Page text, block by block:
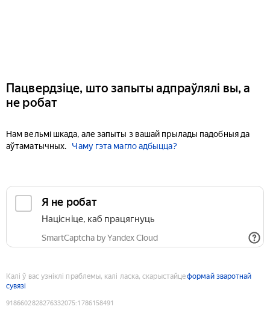
Пацвердзіце, што запыты адпраўлялі вы, а
не робат
Нам вельмі шкада, але запыты з вашай прылады падобныя да
аўтаматычных.
Чаму гэта магло адбыцца?
Я не робат
Націсніце, каб працягнуць
SmartCaptcha by Yandex Cloud
Калі ў вас узніклі праблемы, калі ласка, скарыстайцеформай зваротнай
сувязі
9186602828276332075:1786158491